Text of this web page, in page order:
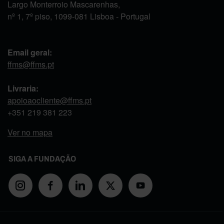
Largo Monterroio Mascarenhas,
nº 1, 7º piso, 1099-081 Lisboa - Portugal
Email geral:
ffms@ffms.pt
Livraria:
apoioaocliente@ffms.pt
+351 219 381 223
Ver no mapa
SIGA A FUNDAÇÃO